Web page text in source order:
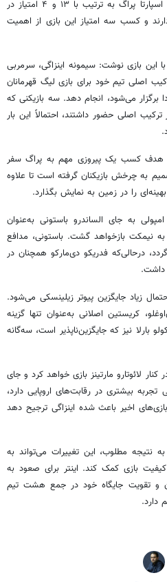
رو در روی هم قرار می‌گیرند. اینتر و اسپارتا پراگ به ترتیب با ۱۳ و ۴ امتیاز در
و کسب سه امتیاز این بازی از اهمیت
این بازی نوشت: سیمونه اینزاگی، سرمربی
اصلی تیم خود برای بازی لیگ قهرمانان
برگزار می‌شود، انجام دهد. سه بازیکنی که
اصلی حضور داشتند، احتمالاً این بار
با هدف کسب یک پیروزی مهم به پراگ سفر
به چرخش بازیکنان گرفته است تا علاوه
را در زمین به نمایش بگذارد.
به جای الساندرو باستونی به‌عنوان
به نیمکت بازخواهد گشت. باستونی، مدافع
درحالی‌که فدریکو دی‌مارکو همچنان در
داشت.
زیاد جایگزین پیوتر زیلینسکی می‌شود.
کریستین اصلانی به‌عنوان تنها گزینه
بارلا نیز که جایگزین‌ناپذیر است، سه‌گانه
لائوتارو مارتینز بازی خواهد کرد و جای
بیشتری در رقابت‌های اروپایی دارد،
اخیر باعث شده اینزاگی ترجیح دهد
نتیجه مطلوب، این تغییرات می‌تواند به
بازی کمک کند. اینتر برای صعود به
و تقویت جایگاه خود در جمع هشت تیم
دارد.